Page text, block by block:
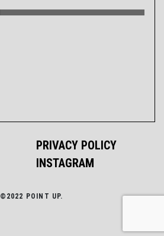
PRIVACY POLICY
INSTAGRAM
©2022 POINT UP.